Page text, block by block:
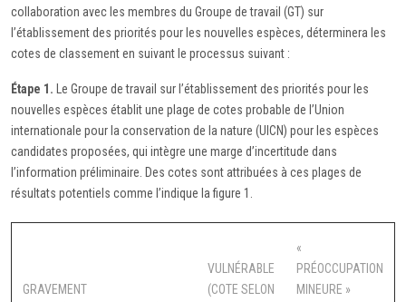
collaboration avec les membres du Groupe de travail (GT) sur
l’établissement des priorités pour les nouvelles espèces, déterminera les
cotes de classement en suivant le processus suivant :
Étape 1. Le Groupe de travail sur l’établissement des priorités pour les
nouvelles espèces établit une plage de cotes probable de l’Union
internationale pour la conservation de la nature (UICN) pour les espèces
candidates proposées, qui intègre une marge d’incertitude dans
l’information préliminaire. Des cotes sont attribuées à ces plages de
résultats potentiels comme l’indique la figure 1.
GRAVEMENT
VULNÉRABLE
(COTE SELON
«
PRÉOCCUPATION
MINEURE »